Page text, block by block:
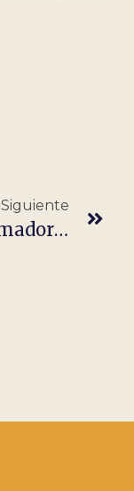
Siguiente
Programador De FRONT END React